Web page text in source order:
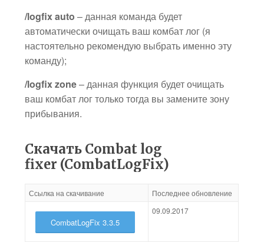
/logfix auto – данная команда будет
автоматически очищать ваш комбат лог (я
настоятельно рекомендую выбрать именно эту
команду);
/logfix zone– данная функция будет очищать
ваш комбат лог только тогда вы замените зону
прибывания.
Скачать Combat log
fixer (CombatLogFix)
Ссылка на скачивание Последнее обновление
CombatLogFix 3.3.5
09.09.2017